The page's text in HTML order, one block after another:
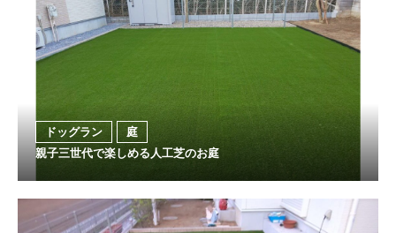
ドッグラン
庭
親子三世代で楽しめる人工芝のお庭